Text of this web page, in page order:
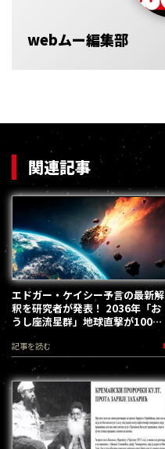
webムー編集部
関連記事
エドガー・ケイシー予言の最新解
釈を研究者が発表！ 2036年「お
うし座流星群」地球直撃が100年
越しの危機になる？
記事を読む